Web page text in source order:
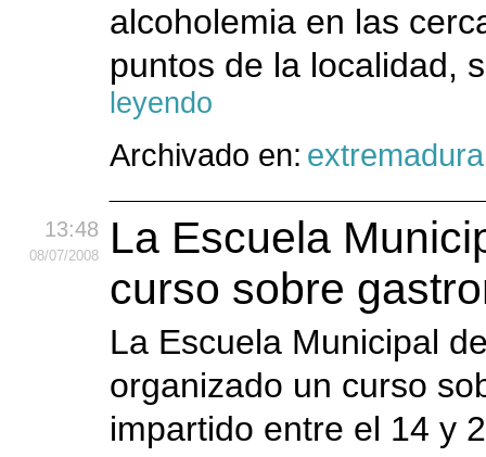
alcoholemia en las
puntos de la localidad,
leyendo
Archivado en: extremadura
13:48
08/07/2008
La Escuela
curso sobre
La Escuela Municipal
organizado un curso
impartido entre el 14 y